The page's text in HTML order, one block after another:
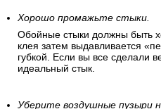
Хорошо промажьте стыки.
Обойные стыки должны быть
клея затем выдавливается
губкой. Если вы все сделали
идеальный стык.
Уберите воздушные пузыри